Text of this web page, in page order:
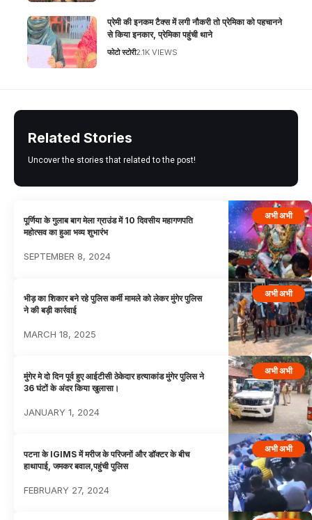
प्रेमी की इनकम टैक्स में लगी नौकरी तो प्रेमिका को पहचानने
से किया इनकार, प्रेमिका पहुंची थाने
फोटो स्टोरी2.1K VIEWS
Related Stories
Uncover the stories that related to the post!
अभी अभी
पूर्णिया के गुलाब बाग मेला ग्राउंड में 10 दिवसीय महागणपति
महोत्सव का हुआ भव्य शुभारंभ
SEPTEMBER 8, 2024
अभी अभी
भीड़ का शिकार बने रहे पुलिस कर्मी मामले को लेकर मुंगेर पुलिस
ने की बड़ी कार्रवाई
MARCH 18, 2025
अभी अभी
मुंगेर मे दो दिन पूर्व हुए आईटीसी ठेकेदार हत्याकांड मुंगेर पुलिस ने
36 घंटों के अंदर किया खुलासा।
JANUARY 1, 2024
अभी अभी
पटना के IGIMS में मरीज के परिजनों और डॉक्टर के बीच
हाथापाई, जमकर बवाल,पहुंची पुलिस
FEBRUARY 27, 2024